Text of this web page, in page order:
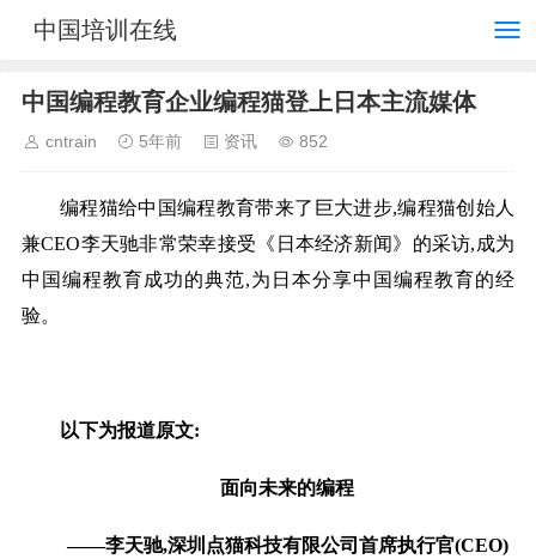
中国培训在线
中国编程教育企业编程猫登上日本主流媒体
cntrain 5年前 资讯 852
编程猫给中国编程教育带来了巨大进步,编程猫创始人
兼CEO李天驰非常荣幸接受《日本经济新闻》的采访,成为
中国编程教育成功的典范,为日本分享中国编程教育的经
验。
以下为报道原文:
面向未来的编程
——李天驰,深圳点猫科技有限公司首席执行官(CEO)